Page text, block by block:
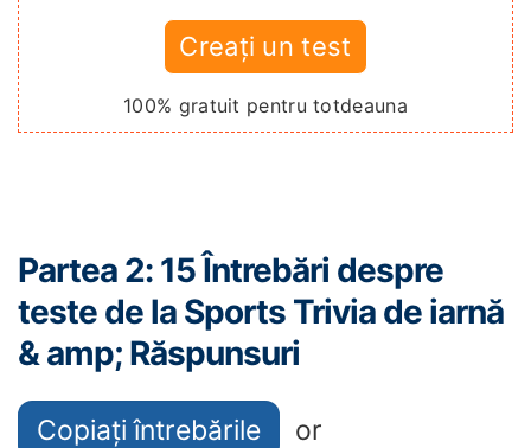
Creați un test
100% gratuit pentru totdeauna
Partea 2: 15 Întrebări despre
teste de la Sports Trivia de iarnă
& amp; Răspunsuri
Copiați întrebările or